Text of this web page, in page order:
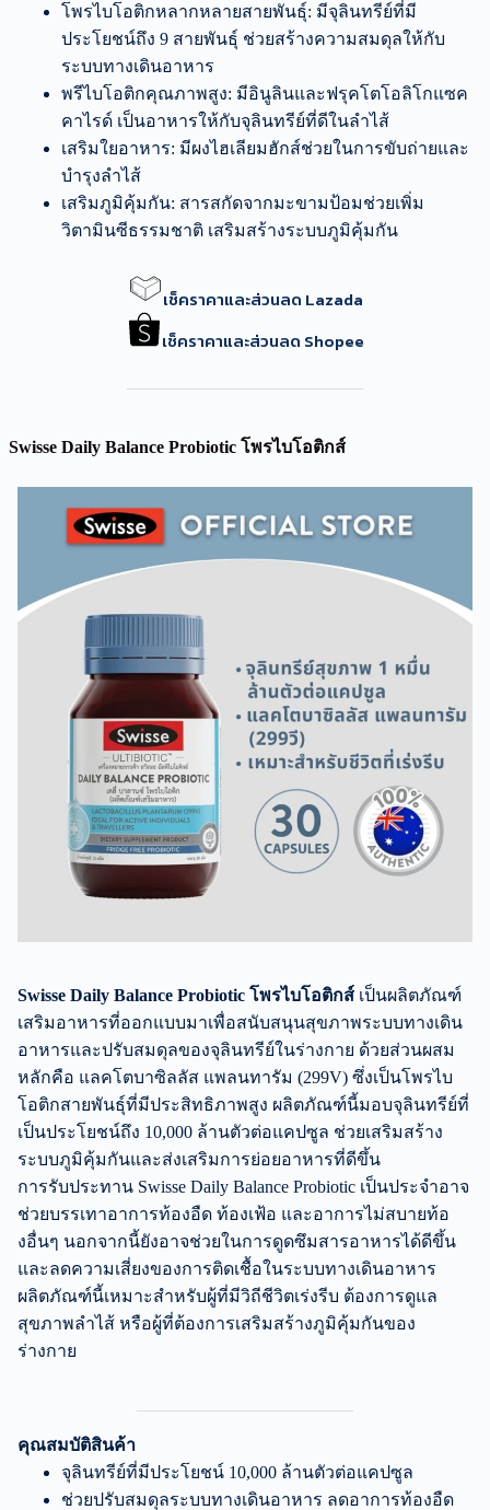
โพรไบโอติกหลากหลายสายพันธุ์: มีจุลินทรีย์ที่มี
ประโยชน์ถึง 9 สายพันธุ์ ช่วยสร้างความสมดุลให้กับ
ระบบทางเดินอาหาร
พรีไบโอติกคุณภาพสูง: มีอินูลินและฟรุคโตโอลิโกแซค
คาไรด์ เป็นอาหารให้กับจุลินทรีย์ที่ดีในลำไส้
เสริมใยอาหาร: มีผงไฮเลียมฮักส์ช่วยในการขับถ่ายและ
บำรุงลำไส้
เสริมภูมิคุ้มกัน: สารสกัดจากมะขามป้อมช่วยเพิ่ม
วิตามินซีธรรมชาติ เสริมสร้างระบบภูมิคุ้มกัน
เช็คราคาและส่วนลด Lazada
เช็คราคาและส่วนลด Shopee
Swisse Daily Balance Probiotic โพรไบโอติกส์
Swisse Daily Balance Probiotic โพรไบโอติกส์ เป็นผลิตภัณฑ์
เสริมอาหารที่ออกแบบมาเพื่อสนับสนุนสุขภาพระบบทางเดิน
อาหารและปรับสมดุลของจุลินทรีย์ในร่างกาย ด้วยส่วนผสม
หลักคือ แลคโตบาซิลลัส แพลนทารัม (299V) ซึ่งเป็นโพรไบ
โอติกสายพันธุ์ที่มีประสิทธิภาพสูง ผลิตภัณฑ์นี้มอบจุลินทรีย์ที่
เป็นประโยชน์ถึง 10,000 ล้านตัวต่อแคปซูล ช่วยเสริมสร้าง
ระบบภูมิคุ้มกันและส่งเสริมการย่อยอาหารที่ดีขึ้น
การรับประทาน Swisse Daily Balance Probiotic เป็นประจำอาจ
ช่วยบรรเทาอาการท้องอืด ท้องเฟ้อ และอาการไม่สบายท้อ
งอื่นๆ นอกจากนี้ยังอาจช่วยในการดูดซึมสารอาหารได้ดีขึ้น
และลดความเสี่ยงของการติดเชื้อในระบบทางเดินอาหาร
ผลิตภัณฑ์นี้เหมาะสำหรับผู้ที่มีวิถีชีวิตเร่งรีบ ต้องการดูแล
สุขภาพลำไส้ หรือผู้ที่ต้องการเสริมสร้างภูมิคุ้มกันของ
ร่างกาย
คุณสมบัติสินค้า
จุลินทรีย์ที่มีประโยชน์ 10,000 ล้านตัวต่อแคปซูล
ช่วยปรับสมดุลระบบทางเดินอาหาร ลดอาการท้องอืด